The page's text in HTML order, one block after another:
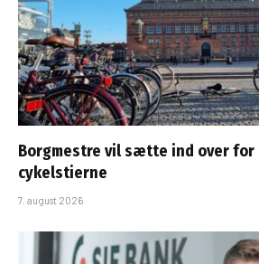
Borgmestre vil sætte ind over for
cykelstierne
7. august 2026